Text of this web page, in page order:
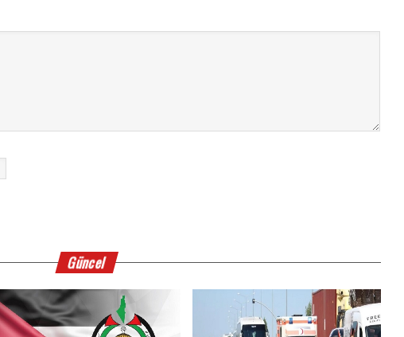
Güncel